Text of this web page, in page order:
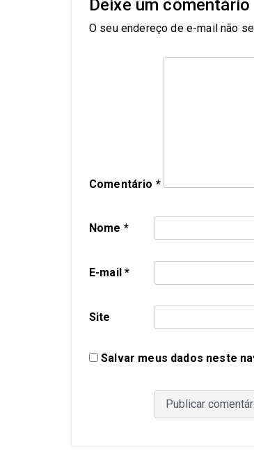
Deixe um comentário
O seu endereço de e-mail não
Comentário *
Nome *
E-mail*
Site
Salvar meus dados neste